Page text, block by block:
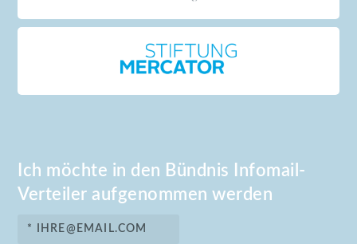
Ich möchte in den Bündnis Infomail-
Verteiler aufgenommen werden